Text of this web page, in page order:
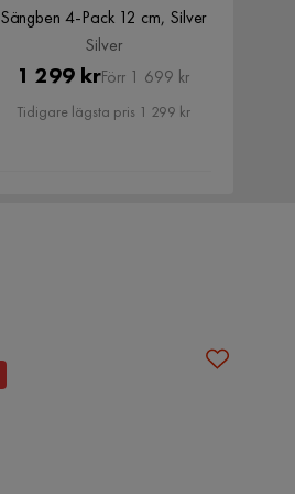
Sängben 4-Pack 12 cm, Silver
Silver
Pris
1 299 krOriginal
Pris
Förr 1 699 kr
Tidigare lägsta pris 1 299 kr